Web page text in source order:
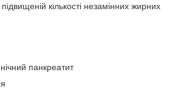
кількості незамінних жирних
панкреатит